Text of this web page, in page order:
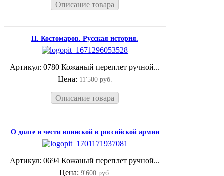
Описание товара
Н. Костомаров. Русская история.
Артикул: 0780 Кожаный переплет ручной...
Цена: 11'500 руб.
Описание товара
О долге и чести воинской в российской армии
Артикул: 0694 Кожаный переплет ручной...
Цена: 9'600 руб.